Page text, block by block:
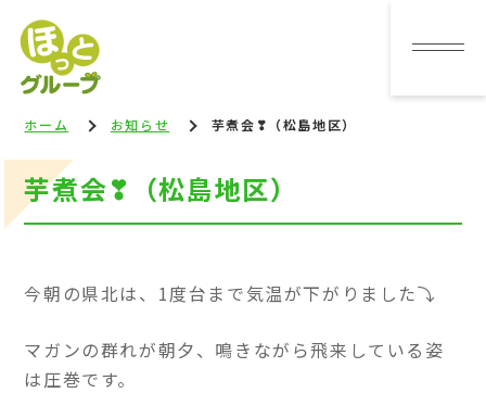
ホーム お知らせ 芋煮会❣（松島地区）
芋煮会❣（松島地区）
今朝の県北は、1度台まで気温が下がりました⤵
マガンの群れが朝夕、鳴きながら飛来している姿
は圧巻です。